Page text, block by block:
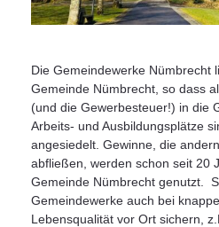
Die Gemeindewerke Nümbrecht
Gemeinde Nümbrecht, so dass
(und die Gewerbesteuer!) in die
Arbeits- und Ausbildungsplätze
angesiedelt. Gewinne, die
abfließen, werden schon seit 20
Gemeinde Nümbrecht genutzt.
Gemeindewerke auch bei
Lebensqualität vor Ort sichern,